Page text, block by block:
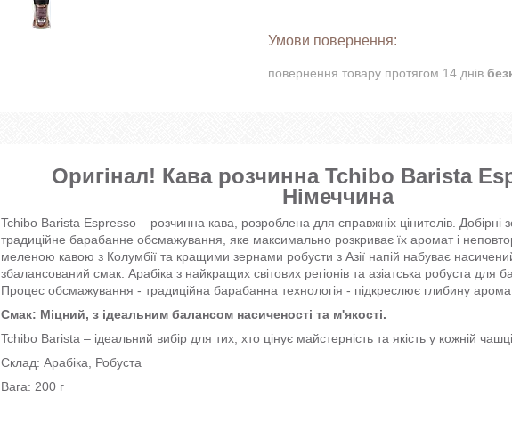
повернення товару протягом 14 днів
Оригінал! Кава розчинна Tchibo Barista
Німеччина
Tchibo Barista Espresso – розчинна кава, розроблена для справжніх цінителів. Добірні
традиційне барабанне обсмажування, яке максимально розкриває їх аромат і
меленою кавою з Колумбії та кращими зернами робусти з Азії напій набуває
збалансований смак. Арабіка з найкращих світових регіонів та азіатська робуста для
Процес обсмажування - традиційна барабанна технологія - підкреслює глибину
Смак: Міцний, з ідеальним балансом насиченості та м'якості.
Tchibo Barista – ідеальний вибір для тих, хто цінує майстерність та якість у кожній
Склад: Арабіка, Робуста
Вага: 200 г